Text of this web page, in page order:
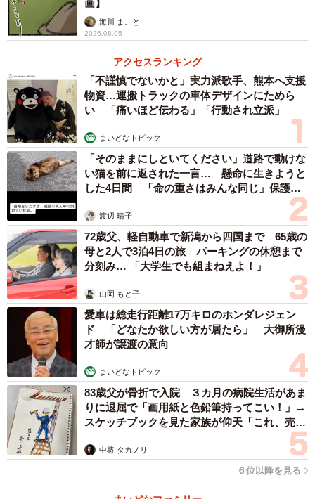
画】
海川 まこと
2026.08.05
アクセスランキング
「不謹慎でないかと」実力派歌手、熊本へ支援
物資…運搬トラックの車体デザインにためら
い 「痛いほど伝わる」「行動され立派」
まいどなトピック
「そのままにしといてください」道路で動けな
い猫を前に返された一言… 懸命に生きようと
した4日間 「命の重さはみんな同じ」保護団
渡辺 晴子
72歳父、軽自動車で新潟から四国まで 65歳の
母と2人で3泊4日の旅 パーキングの休憩まで
分刻み… 「大学生でも組まねえよ！」
山岡 もと子
愛車は総走行距離17万キロのホンダレジェン
ド 「どなたか欲しい方が居たら」 大御所漫
才師が譲渡の意向
まいどなトピック
83歳父が骨折で入院 ３カ月の病院生活があま
りに退屈で「画用紙と色鉛筆持ってこい！」→
スケッチブックを見た家族が仰天「これ、売れ
中将 タカノリ
６位以降を見る